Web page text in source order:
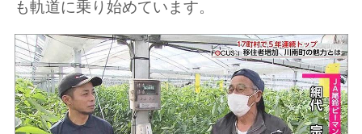
も軌道に乗り始めています。